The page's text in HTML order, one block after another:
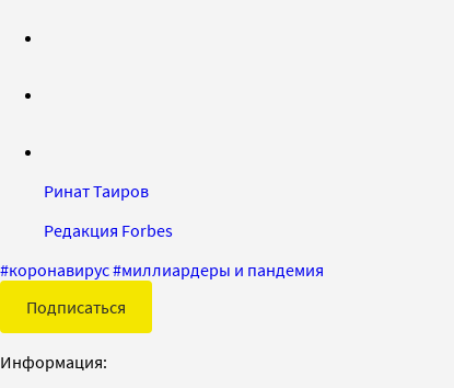
Ринат Таиров
Редакция Forbes
#коронавирус#миллиардеры и пандемия
Подписаться
Информация: